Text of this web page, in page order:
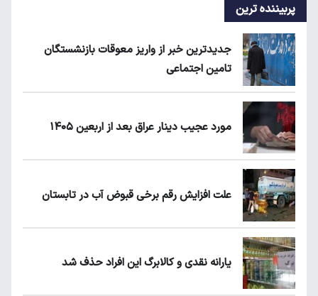
پربیننده ترین
جدیدترین خبر از واریز معوقات بازنشستگان
تامین اجتماعی
مورد عجیب دینار عراق بعد از اربعین ۱۴۰۵
علت افزایش رقم برخی قبوض آب در تابستان
یارانه نقدی و کالابرگ این افراد حذف شد